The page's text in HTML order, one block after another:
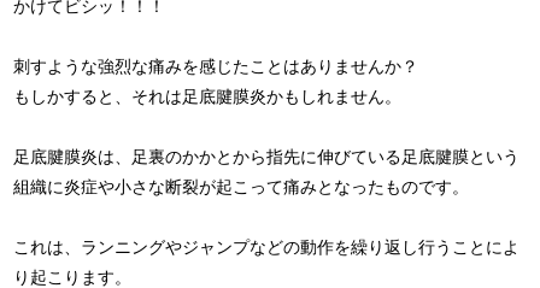
かけてビシッ！！！
刺すような強烈な痛みを感じたことはありませんか？
もしかすると、それは足底腱膜炎かもしれません。
足底腱膜炎は、足裏のかかとから指先に伸びている足底腱膜という
組織に炎症や小さな断裂が起こって痛みとなったものです。
これは、ランニングやジャンプなどの動作を繰り返し行うことによ
り起こります。